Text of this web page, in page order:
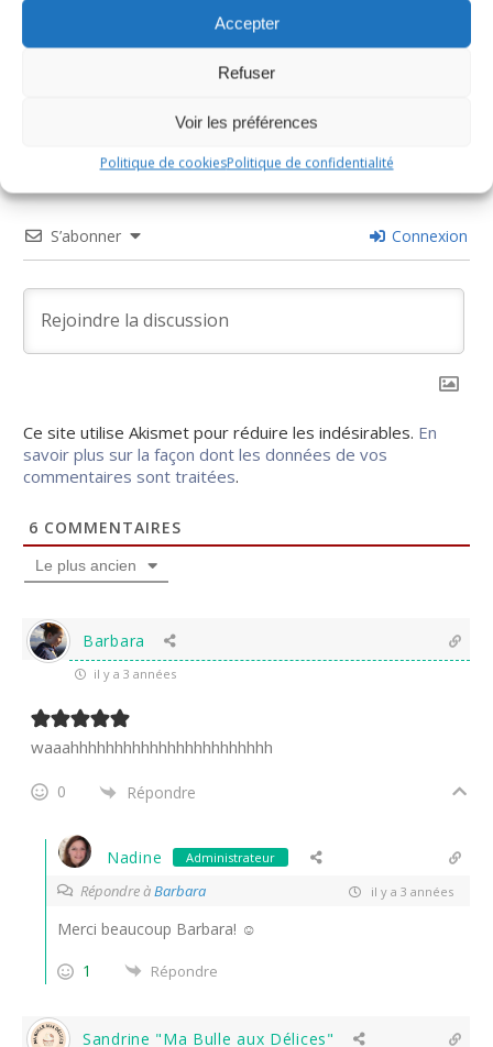
Accepter
Refuser
Voir les préférences
Politique de cookiesPolitique de confidentialité
0
Évaluer l'article
S’abonner Connexion
Ce site utilise Akismet pour réduire les indésirables. En
savoir plus sur la façon dont les données de vos
commentaires sont traitées.
6 COMMENTAIRES
Le plus ancien
Barbara
il y a 3 années
waaahhhhhhhhhhhhhhhhhhhhhhh
0 Répondre
Nadine Administrateur
Répondre àBarbara il y a 3 années
Merci beaucoup Barbara! ☺
1
Répondre
Sandrine "Ma Bulle aux Délices"